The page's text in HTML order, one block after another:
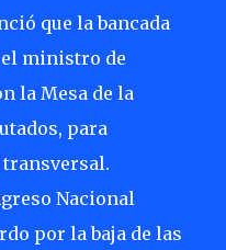
que la bancada
ministro de
la Mesa de la
para
Nacional
por la baja de las